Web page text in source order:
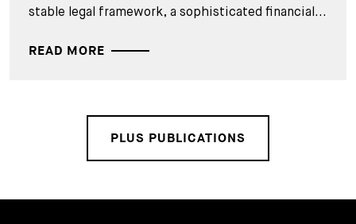
stable legal framework, a sophisticated financial...
READ MORE
PLUS PUBLICATIONS